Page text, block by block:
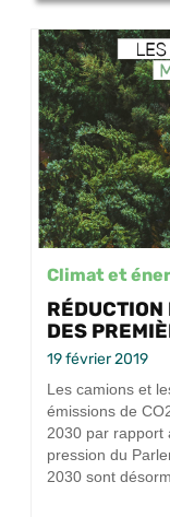
Climat et
RÉDUCTION
DES
19 février 2019
Les camions et
émissions de
2030 par rapport
pression du
2030 sont